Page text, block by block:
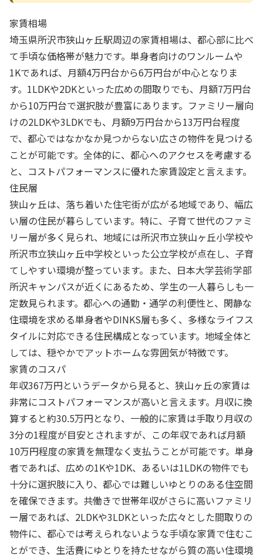
家賃相場
埼玉県所沢市狭山ヶ丘駅周辺の家賃相場は、都心部に比べ
て手頃な価格帯が魅力です。単身者向けのワンルームや
1Kであれば、月額4万円台から6万円台が中心となりま
す。1LDKや2DKといった広めの間取りでも、月額7万円台
から10万円台で選択肢が豊富にあります。ファミリー層向
けの2LDKや3LDKでも、月額9万円台から13万円台程度
で、都心ではなかなか見つからない広さの物件を見つける
ことが可能です。全体的に、都心へのアクセスを考慮する
と、コストパフォーマンスに優れた家賃設定と言えます。
住民層
狭山ヶ丘は、落ち着いた住宅街が広がる地域であり、幅広
い層の住民が暮らしています。特に、子育て世代のファミ
リー層が多く見られ、地域には所沢市立狭山ヶ丘小学校や
所沢市立狭山ヶ丘中学校といった公立学校が点在し、子育
てしやすい環境が整っています。また、日本大学芸術学部
所沢キャンパスが近くにあるため、学生の一人暮らしも一
定数見られます。都心への通勤・通学の利便性と、閑静な
住環境を求める単身者やDINKS層も多く、多様なライフス
タイルに対応できる住民構成となっています。地域全体と
しては、穏やかでアットホームな雰囲気が特徴です。
家賃のコスパ
年収367万円というデータから見ると、狭山ヶ丘の家賃は
非常にコストパフォーマンスが高いと言えます。月収に換
算すると約30.5万円となり、一般的に家賃は手取り月収の
3分の1程度が目安とされますが、この年収であれば月額
10万円程度の家賃を無理なく支払うことが可能です。単身
者であれば、広めの1Kや1DK、あるいは1LDKの物件でも
十分に選択肢に入り、都心では難しいゆとりのある住空間
を確保できます。共働きで世帯年収がさらに高いファミリ
ー層であれば、2LDKや3LDKといった広々とした間取りの
物件に、都心では考えられないような手頃な家賃で住むこ
とができ、生活費にゆとりを持たせながら質の高い住環境